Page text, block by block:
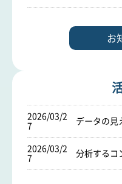
お
2026/03/2
7
データの見
2026/03/2
7
分析するコ